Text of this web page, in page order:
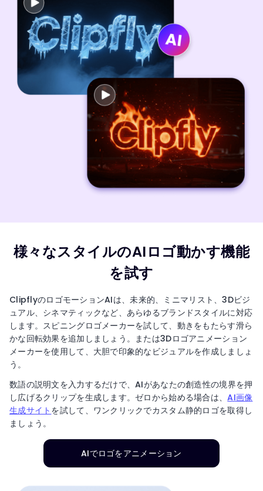
様々なスタイルのAIロゴ動かす機能
を試す
ClipflyのロゴモーションAIは、未来的、ミニマリスト、3Dビジ
ュアル、シネマティックなど、あらゆるブランドスタイルに対応
します。スピニングロゴメーカーを試して、動きをもたらす滑ら
かな回転効果を追加しましょう。または3Dロゴアニメーション
メーカーを使用して、大胆で印象的なビジュアルを作成しましょ
う。
数語の説明文を入力するだけで、AIがあなたの創造性の境界を押
し広げるクリップを生成します。ゼロから始める場合は、AI画像
生成サイト を試して、ワンクリックでカスタム静的ロゴを取得し
ましょう。
AIでロゴをアニメーション